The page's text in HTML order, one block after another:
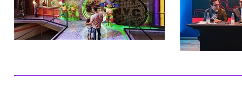
exposição de
queijos, cafés e